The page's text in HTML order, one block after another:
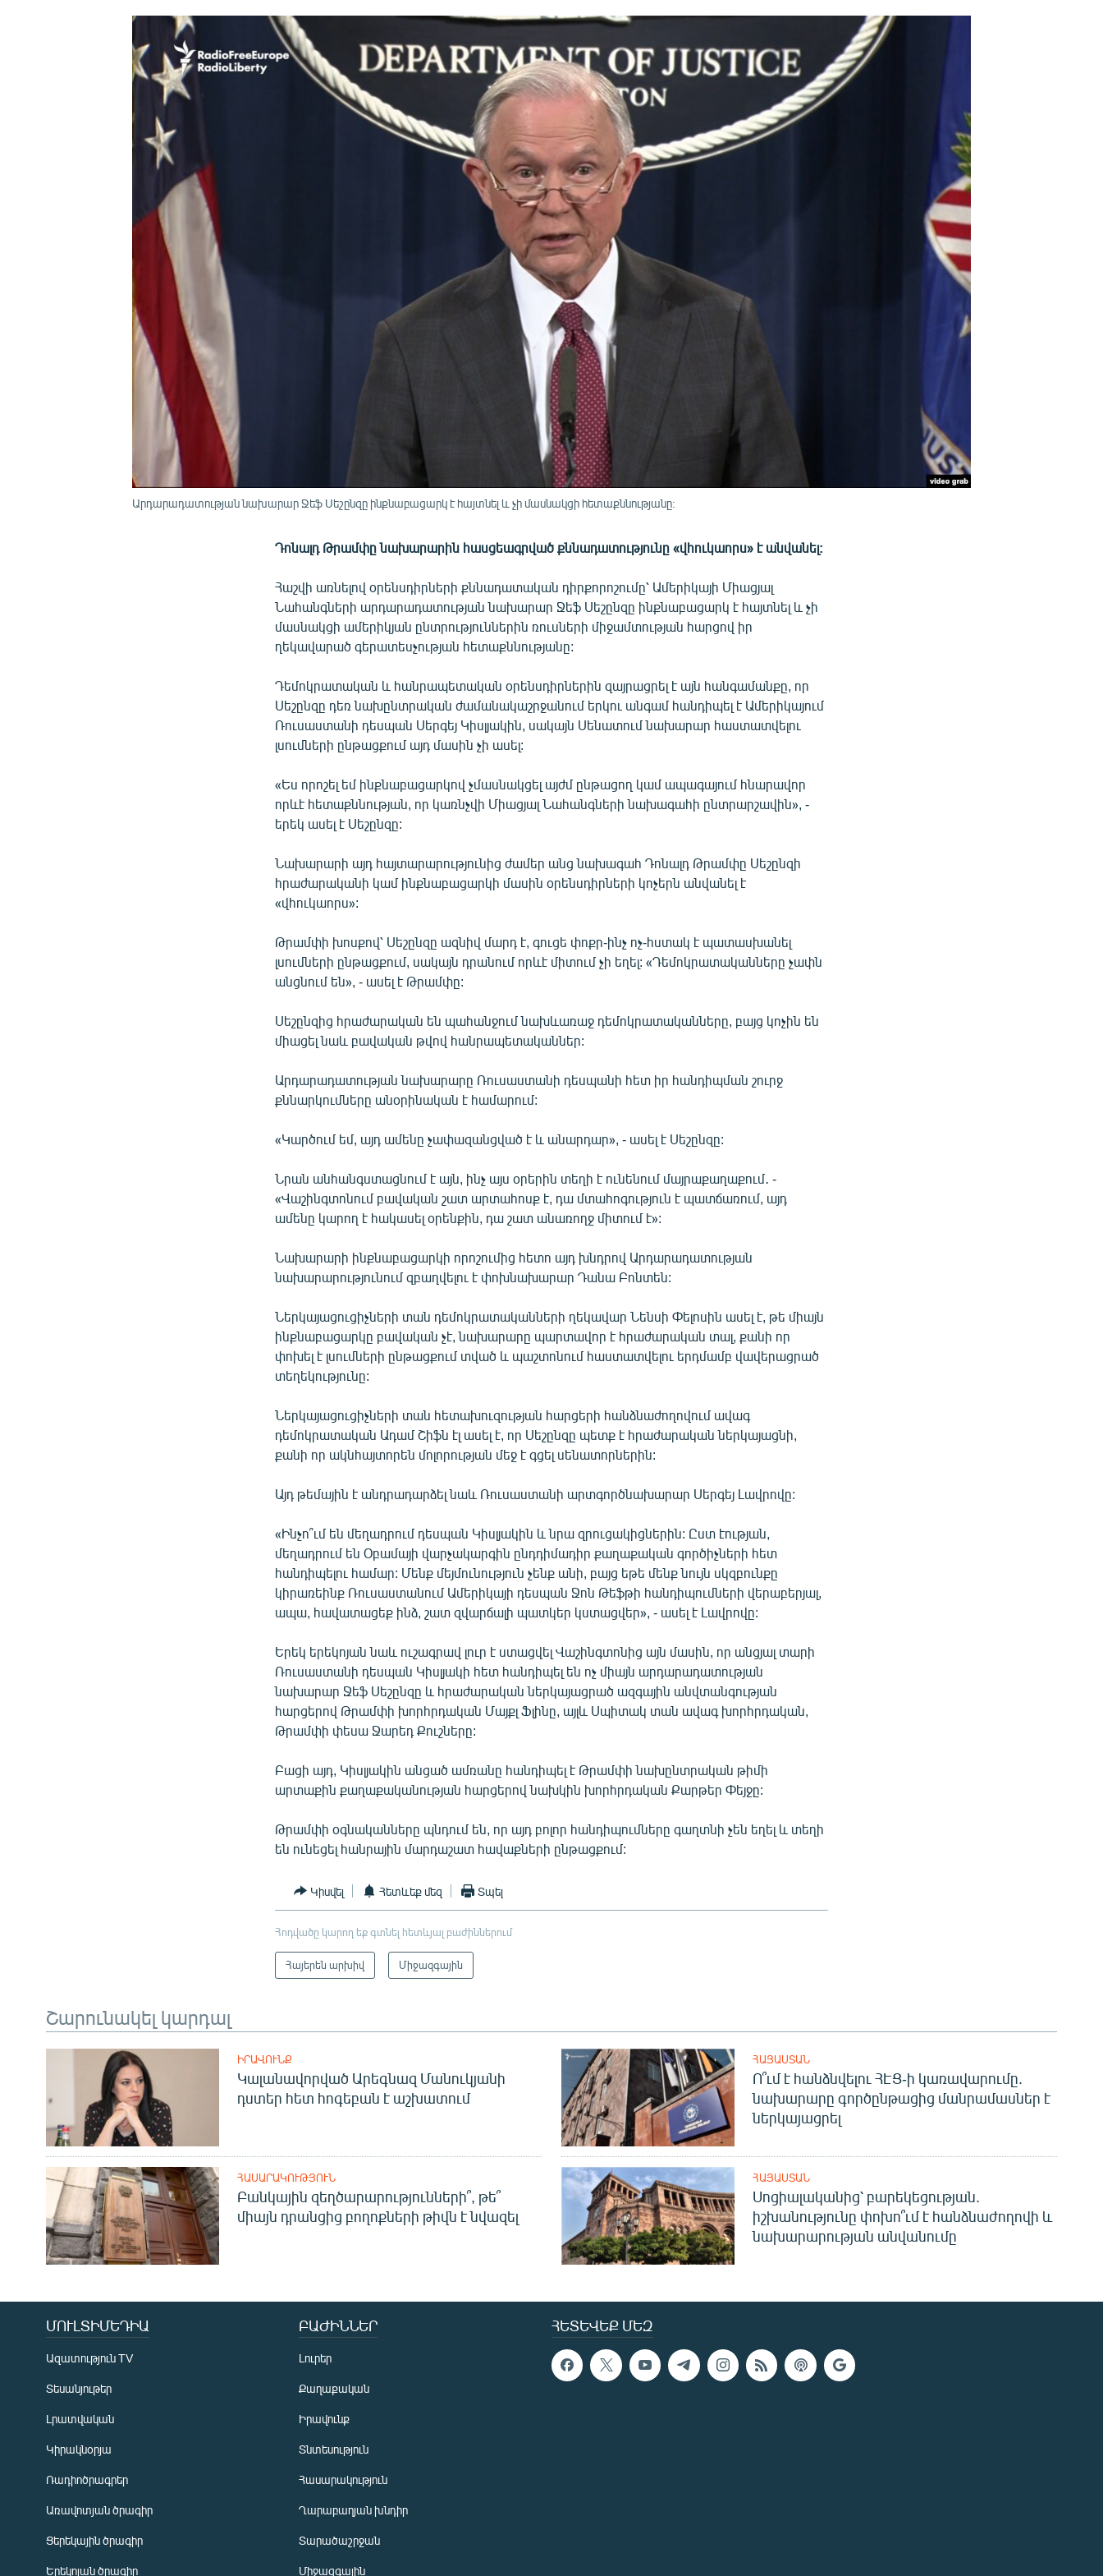
ՁԳՏԵԼՈՎ ԼԱՎԱԳՈՒՅՆԻՆ
Արդարադատության նախարար Ջեֆ Սեշընզը ինքնաբացարկ է հայտնել և չի մասնակցի հետաքննությանը:
Դոնալդ Թրամփը նախարարին հասցեագրված քննադատությունը «վհուկաորս» է անվանել:
Հաշվի առնելով օրենսդիրների քննադատական դիրքորոշումը՝ Ամերիկայի Միացյալ
Նահանգների արդարադատության նախարար Ջեֆ Սեշընզը ինքնաբացարկ է հայտնել և չի
մասնակցի ամերիկյան ընտրություններին ռուսների միջամտության հարցով իր
ղեկավարած գերատեսչության հետաքննությանը:
Դեմոկրատական և հանրապետական օրենսդիրներին զայրացրել է այն հանգամանքը, որ
Սեշընզը դեռ նախընտրական ժամանակաշրջանում երկու անգամ հանդիպել է Ամերիկայում
Ռուսաստանի դեսպան Սերգեյ Կիսլյակին, սակայն Սենատում նախարար հաստատվելու
լսումների ընթացքում այդ մասին չի ասել:
«Ես որոշել եմ ինքնաբացարկով չմասնակցել այժմ ընթացող կամ ապագայում հնարավոր
որևէ հետաքննության, որ կառնչվի Միացյալ Նահանգների նախագահի ընտրարշավին», -
երեկ ասել է Սեշընզը:
Նախարարի այդ հայտարարությունից ժամեր անց նախագահ Դոնալդ Թրամփը Սեշընզի
հրաժարականի կամ ինքնաբացարկի մասին օրենսդիրների կոչերն անվանել է
«վհուկաորս»:
Թրամփի խոսքով՝ Սեշընզը ազնիվ մարդ է, գուցե փոքր-ինչ ոչ-հստակ է պատասխանել
լսումների ընթացքում, սակայն դրանում որևէ միտում չի եղել: «Դեմոկրատականները չափն
անցնում են», - ասել է Թրամփը:
Սեշընզից հրաժարական են պահանջում նախևառաջ դեմոկրատականները, բայց կոչին են
միացել նաև բավական թվով հանրապետականներ:
Արդարադատության նախարարը Ռուսաստանի դեսպանի հետ իր հանդիպման շուրջ
քննարկումները անօրինական է համարում:
«Կարծում եմ, այդ ամենը չափազանցված է և անարդար», - ասել է Սեշընզը:
Նրան անհանգստացնում է այն, ինչ այս օրերին տեղի է ունենում մայրաքաղաքում․ -
«Վաշինգտոնում բավական շատ արտահոսք է, դա մտահոգություն է պատճառում, այդ
ամենը կարող է հակասել օրենքին, դա շատ անառողջ միտում է»:
Նախարարի ինքնաբացարկի որոշումից հետո այդ խնդրով Արդարադատության
նախարարությունում զբաղվելու է փոխնախարար Դանա Բոնտեն:
Ներկայացուցիչների տան դեմոկրատականների ղեկավար Նենսի Փելոսին ասել է, թե միայն
ինքնաբացարկը բավական չէ, նախարարը պարտավոր է հրաժարական տալ, քանի որ
փոխել է լսումների ընթացքում տված և պաշտոնում հաստատվելու երդմամբ վավերացրած
տեղեկությունը:
Ներկայացուցիչների տան հետախուզության հարցերի հանձնաժողովում ավագ
դեմոկրատական Ադամ Շիֆն էլ ասել է, որ Սեշընզը պետք է հրաժարական ներկայացնի,
քանի որ ակնհայտորեն մոլորության մեջ է գցել սենատորներին:
Այդ թեմային է անդրադարձել նաև Ռուսաստանի արտգործնախարար Սերգեյ Լավրովը:
«Ինչո՞ւմ են մեղադրում դեսպան Կիսլյակին և նրա զրուցակիցներին: Ըստ էության,
մեղադրում են Օբամայի վարչակարգին ընդդիմադիր քաղաքական գործիչների հետ
հանդիպելու համար: Մենք մեյմունություն չենք անի, բայց եթե մենք նույն սկզբունքը
կիրառեինք Ռուսաստանում Ամերիկայի դեսպան Ջոն Թեֆթի հանդիպումների վերաբերյալ,
ապա, հավատացեք ինձ, շատ զվարճալի պատկեր կստացվեր», - ասել է Լավրովը:
Երեկ երեկոյան նաև ուշագրավ լուր է ստացվել Վաշինգտոնից այն մասին, որ անցյալ տարի
Ռուսաստանի դեսպան Կիսլյակի հետ հանդիպել են ոչ միայն արդարադատության
նախարար Ջեֆ Սեշընզը և հրաժարական ներկայացրած ազգային անվտանգության
հարցերով Թրամփի խորհրդական Մայքլ Ֆլինը, այլև Սպիտակ տան ավագ խորհրդական,
Թրամփի փեսա Ջարեդ Քուշները:
Բացի այդ, Կիսլյակին անցած ամռանը հանդիպել է Թրամփի նախընտրական թիմի
արտաքին քաղաքականության հարցերով նախկին խորհրդական Քարթեր Փեյջը:
Թրամփի օգնականները պնդում են, որ այդ բոլոր հանդիպումները գաղտնի չեն եղել և տեղի
են ունեցել հանրային մարդաշատ հավաքների ընթացքում:
Կիսվել Հետևեք մեզ Տպել
Հոդվածը կարող եք գտնել հետևյալ բաժիններում
Հայերեն արխիվ Միջազգային
Շարունակել կարդալ
ԻՐԱՎՈՒՆՔ
Կալանավորված Արեգնազ Մանուկյանի
դստեր հետ հոգեբան է աշխատում
ՀԱՅԱՍՏԱՆ
Ո՞ւմ է հանձնվելու ՀԷՑ-ի կառավարումը.
նախարարը գործընթացից մանրամասներ է
ներկայացրել
ՀԱՍԱՐԱԿՈՒԹՅՈՒՆ
Բանկային զեղծարարությունների՞, թե՞
միայն դրանցից բողոքների թիվն է նվազել
ՀԱՅԱՍՏԱՆ
Սոցիալականից՝ բարեկեցության.
իշխանությունը փոխո՞ւմ է հանձնաժողովի և
նախարարության անվանումը
ՀԵՏԵՎԵՔ ՄԵԶ
ՄՈՒԼՏԻՄԵԴԻԱ
Ազատություն TV
Տեսանյութեր
Լրատվական
Կիրակնօրյա
Ռադիոծրագրեր
Առավոտյան ծրագիր
Ցերեկային ծրագիր
Երեկոյան ծրագիր
ԲԱԺԻՆՆԵՐ
Լուրեր
Քաղաքական
Իրավունք
Տնտեսություն
Հասարակություն
Ղարաբաղյան խնդիր
Տարածաշրջան
Միջազգային